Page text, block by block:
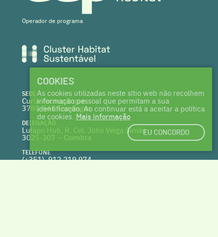
Operador de programa
SEDE
Curia Tecnoparque
3780-544 Tamengos
DELEGAÇÃO
Lufapo Hub, R. Cel. Júlio Veiga Simão
3025-307 – Coimbra
TELEFONE
(+351) 912 219 974
COOKIES
As cookies utilizadas neste sítio web não recolhem
informação pessoal que permitam a sua
identificação. Ao continuar está a aceitar a política
de cookies. Mais informação
EU CONCORDO